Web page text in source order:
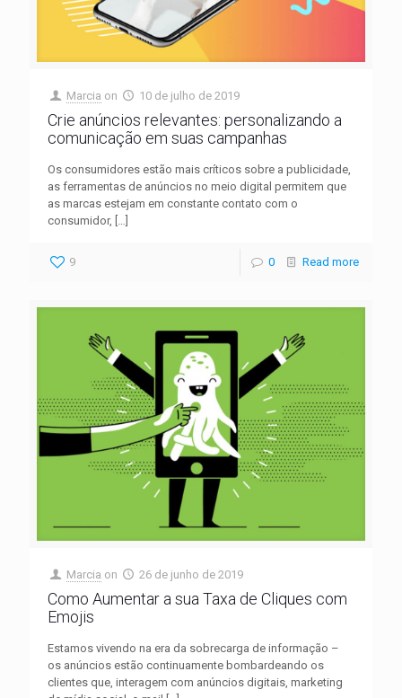
Marcia on 10 de julho de 2019
Crie anúncios relevantes: personalizando a
comunicação em suas campanhas
Os consumidores estão mais críticos sobre a publicidade,
as ferramentas de anúncios no meio digital permitem que
as marcas estejam em constante contato com o
consumidor, […]
9 0 Read more
Marcia on 26 de junho de 2019
Como Aumentar a sua Taxa de Cliques com
Emojis
Estamos vivendo na era da sobrecarga de informação –
os anúncios estão continuamente bombardeando os
clientes que, interagem com anúncios digitais, marketing